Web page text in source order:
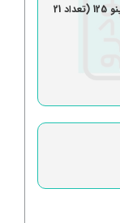
اچ دی 200، تک تاز 150، روان سیکتل 125 و دینو 125 (تعداد 21